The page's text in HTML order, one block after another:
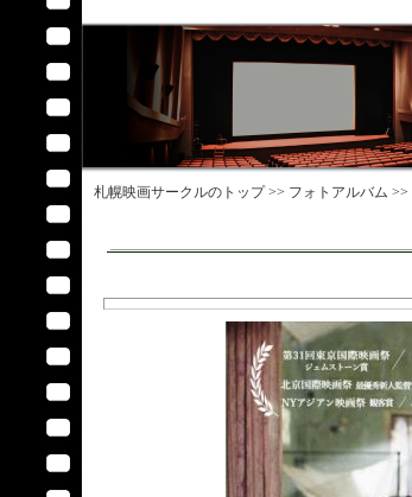
札幌映画サークルのトップ >> フォトアルバム >>